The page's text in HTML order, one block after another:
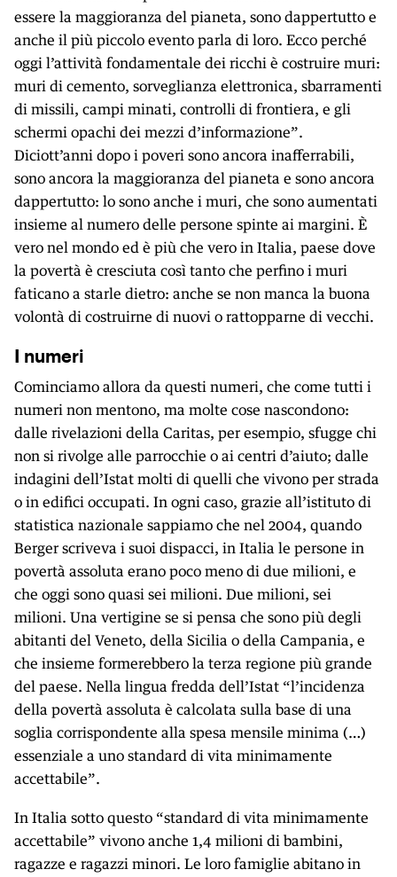
essere la maggioranza del pianeta, sono dappertutto e
anche il più piccolo evento parla di loro. Ecco perché
oggi l’attività fondamentale dei ricchi è costruire muri:
muri di cemento, sorveglianza elettronica, sbarramenti
di missili, campi minati, controlli di frontiera, e gli
schermi opachi dei mezzi d’informazione”.
Diciott’anni dopo i poveri sono ancora inafferrabili,
sono ancora la maggioranza del pianeta e sono ancora
dappertutto: lo sono anche i muri, che sono aumentati
insieme al numero delle persone spinte ai margini. È
vero nel mondo ed è più che vero in Italia, paese dove
la povertà è cresciuta così tanto che perfino i muri
faticano a starle dietro: anche se non manca la buona
volontà di costruirne di nuovi o rattopparne di vecchi.
I numeri
Cominciamo allora da questi numeri, che come tutti i
numeri non mentono, ma molte cose nascondono:
dalle rivelazioni della Caritas, per esempio, sfugge chi
non si rivolge alle parrocchie o ai centri d’aiuto; dalle
indagini dell’Istat molti di quelli che vivono per strada
o in edifici occupati. In ogni caso, grazie all’istituto di
statistica nazionale sappiamo che nel 2004, quando
Berger scriveva i suoi dispacci, in Italia le persone in
povertà assoluta erano poco meno di due milioni, e
che oggi sono quasi sei milioni. Due milioni, sei
milioni. Una vertigine se si pensa che sono più degli
abitanti del Veneto, della Sicilia o della Campania, e
che insieme formerebbero la terza regione più grande
del paese. Nella lingua fredda dell’Istat “l’incidenza
della povertà assoluta è calcolata sulla base di una
soglia corrispondente alla spesa mensile minima (…)
essenziale a uno standard di vita minimamente
accettabile”.
In Italia sotto questo “standard di vita minimamente
accettabile” vivono anche 1,4 milioni di bambini,
ragazze e ragazzi minori. Le loro famiglie abitano in